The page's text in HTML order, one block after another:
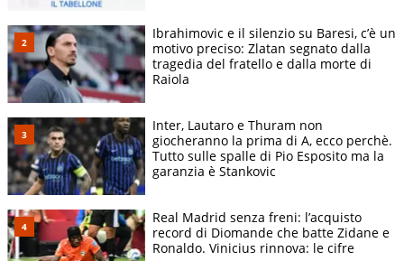
Ibrahimovic e il silenzio su Baresi, c’è un
motivo preciso: Zlatan segnato dalla
tragedia del fratello e dalla morte di
Raiola
Inter, Lautaro e Thuram non
giocheranno la prima di A, ecco perchè.
Tutto sulle spalle di Pio Esposito ma la
garanzia è Stankovic
Real Madrid senza freni: l’acquisto
record di Diomande che batte Zidane e
Ronaldo. Vinicius rinnova: le cifre